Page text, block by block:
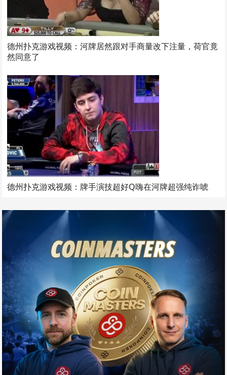
德州扑克游戏视频：河牌居然跟对手商量改下注量，荷官竟
然同意了
德州扑克游戏视频：牌手演技超好Q嗨在河牌超强纯诈唬